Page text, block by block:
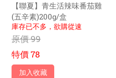
【聯夏】青生活辣味番茄雞
(五辛素)200g/盒
庫存已不多，欲購從速
原價99
特價78
加入收藏